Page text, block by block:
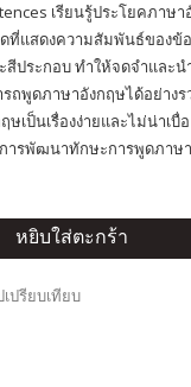
เรียนรู้ประโยคภาษ
ที่แสดงความสัมพันธ์ของข้
ประกอบ ทำให้จดจำและน
ถพูดภาษาอังกฤษได้อย่างร
เป็นเรื่องง่ายและไม่น่าเบื่
ารพัฒนาทักษะการพูดภาษ
หยิบใส่ตะกร้า
เปรียบเทียบ